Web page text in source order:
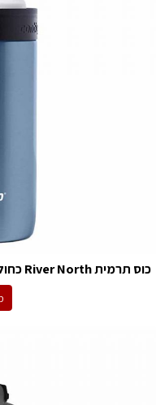
כוס תרמית River North כחול 360 מ״ל